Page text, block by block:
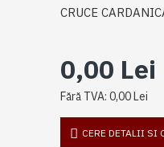
CRUCE
0,00 Lei
Fără TVA: 0,00 Lei
CERE DETALII SI